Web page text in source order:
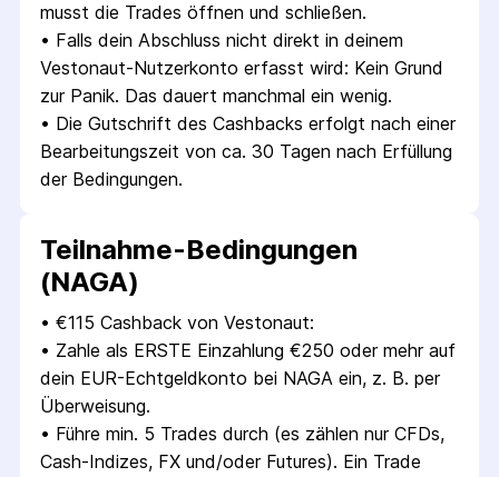
musst die Trades öffnen und schließen.
• Falls dein Abschluss nicht direkt in deinem
Vestonaut-Nutzerkonto erfasst wird: Kein Grund
zur Panik. Das dauert manchmal ein wenig.
• Die Gutschrift des Cashbacks erfolgt nach einer
Bearbeitungszeit von ca. 30 Tagen nach Erfüllung
der Bedingungen.
Teilnahme-Bedingungen
(NAGA)
• €115 Cashback von Vestonaut:
• Zahle als ERSTE Einzahlung €250 oder mehr auf
dein EUR-Echtgeldkonto bei NAGA ein, z. B. per
Überweisung.
• Führe min. 5 Trades durch (es zählen nur CFDs,
Cash-Indizes, FX und/oder Futures). Ein Trade